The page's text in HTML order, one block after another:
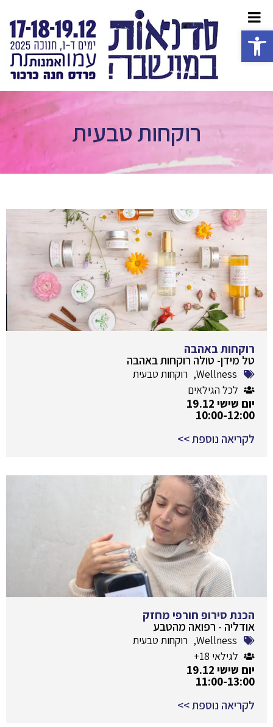
פתח סרגל נגישות
רוקחות טבעית
רוקחות באהבה
טל מידן- טולה רוקחות באהבה
Wellness
, רוקחות טבעית
לכל הגילאים
יום שישי 19.12
10:00-12:00
לקריאה נוספת >>
הכנת סירופ חורפי מחזק
אודליה - רפואה מהטבע
Wellness
, רוקחות טבעית
לגילאי 18+
יום שישי 19.12
11:00-13:00
לקריאה נוספת >>